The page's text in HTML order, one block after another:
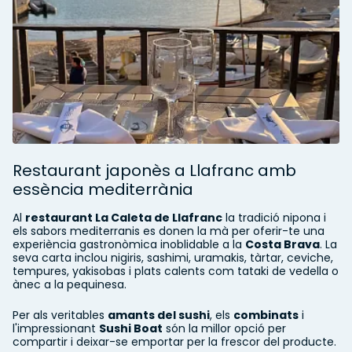
Restaurant japonès a Llafranc amb
essència mediterrània
Al restaurant La Caleta de Llafranc la tradició nipona i
els sabors mediterranis es donen la mà per oferir-te una
experiència gastronòmica inoblidable a la Costa Brava. La
seva carta inclou nigiris, sashimi, uramakis, tàrtar, ceviche,
tempures, yakisobas i plats calents com tataki de vedella o
ànec a la pequinesa.
Per als veritables amants del sushi, els combinats i
l'impressionant Sushi Boat són la millor opció per
compartir i deixar-se emportar per la frescor del producte.